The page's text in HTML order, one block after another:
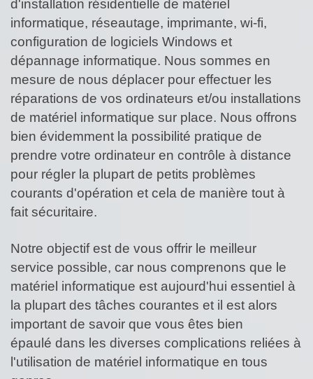
d'installation résidentielle de matériel
informatique, réseautage, imprimante, wi-fi,
configuration de logiciels Windows et
dépannage informatique. Nous sommes en
mesure de nous déplacer pour effectuer les
réparations de vos ordinateurs et/ou installations
de matériel informatique sur place. Nous offrons
bien évidemment la possibilité pratique de
prendre votre ordinateur en contrôle à distance
pour régler la plupart de petits problèmes
courants d'opération et cela de manière tout à
fait sécuritaire.
Notre objectif est de vous offrir le meilleur
service possible, car nous comprenons que le
matériel informatique est aujourd'hui essentiel à
la plupart des tâches courantes et il est alors
important de savoir que vous êtes bien
épaulé dans les diverses complications reliées à
l'utilisation de matériel informatique en tous